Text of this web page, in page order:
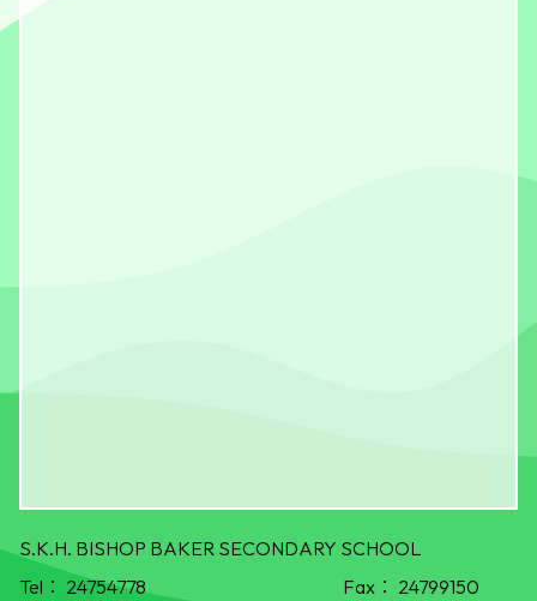
S.K.H. BISHOP BAKER SECONDARY SCHOOL
Tel： 24754778 Fax： 24799150